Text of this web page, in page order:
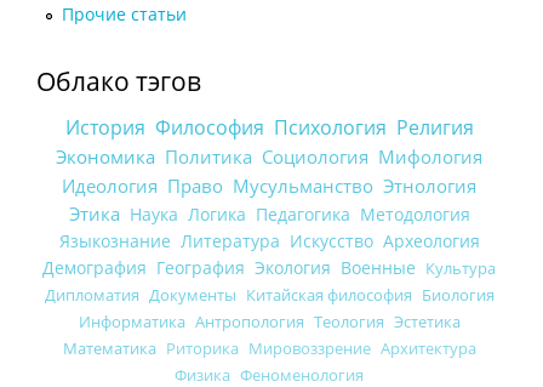
Прочие статьи
Облако тэгов
История Философия Психология Религия
Экономика Политика Социология Мифология
Идеология Право Мусульманство Этнология
Этика Наука Логика Педагогика Методология
Языкознание Литература Искусство Археология
Демография География Экология Военные Культура
Дипломатия Документы Китайская философия Биология
Информатика Антропология Теология Эстетика
Математика Риторика Мировоззрение Архитектура
Физика Феноменология